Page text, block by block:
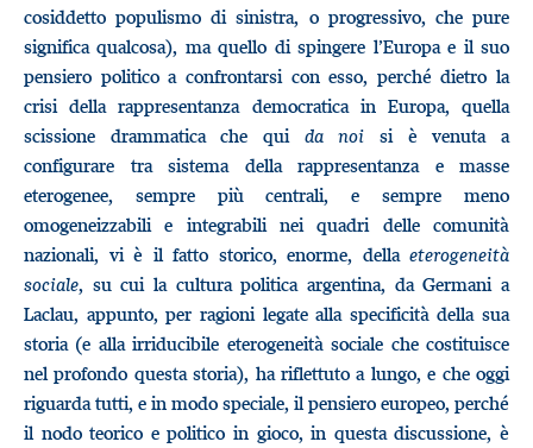
cosiddetto populismo di sinistra, o progressivo, che pure
significa qualcosa), ma quello di spingere l’Europa e il suo
pensiero politico a confrontarsi con esso, perché dietro la
crisi della rappresentanza democratica in Europa, quella
scissione drammatica che qui da noi si è venuta a
configurare tra sistema della rappresentanza e masse
eterogenee, sempre più centrali, e sempre meno
omogeneizzabili e integrabili nei quadri delle comunità
nazionali, vi è il fatto storico, enorme, della eterogeneità
sociale, su cui la cultura politica argentina, da Germani a
Laclau, appunto, per ragioni legate alla specificità della sua
storia (e alla irriducibile eterogeneità sociale che costituisce
nel profondo questa storia), ha riflettuto a lungo, e che oggi
riguarda tutti, e in modo speciale, il pensiero europeo, perché
il nodo teorico e politico in gioco, in questa discussione, è